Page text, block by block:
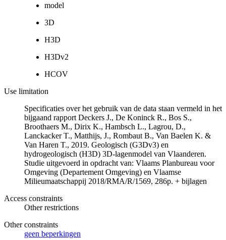
model
3D
H3D
H3Dv2
HCOV
Use limitation
Specificaties over het gebruik van de data staan vermeld in het
bijgaand rapport Deckers J., De Koninck R., Bos S.,
Broothaers M., Dirix K., Hambsch L., Lagrou, D.,
Lanckacker T., Matthijs, J., Rombaut B., Van Baelen K. &
Van Haren T., 2019. Geologisch (G3Dv3) en
hydrogeologisch (H3D) 3D-lagenmodel van Vlaanderen.
Studie uitgevoerd in opdracht van: Vlaams Planbureau voor
Omgeving (Departement Omgeving) en Vlaamse
Milieumaatschappij 2018/RMA/R/1569, 286p. + bijlagen
Access constraints
Other restrictions
Other constraints
geen beperkingen